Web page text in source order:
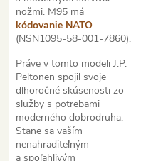
nožmi. M95 má
kódovanie NATO
(NSN1095-58-001-7860).
Práve v tomto modeli J.P.
Peltonen spojil svoje
dlhoročné skúsenosti zo
služby s potrebami
moderného dobrodruha.
Stane sa vaším
nenahraditeľným
a spoľahlivým